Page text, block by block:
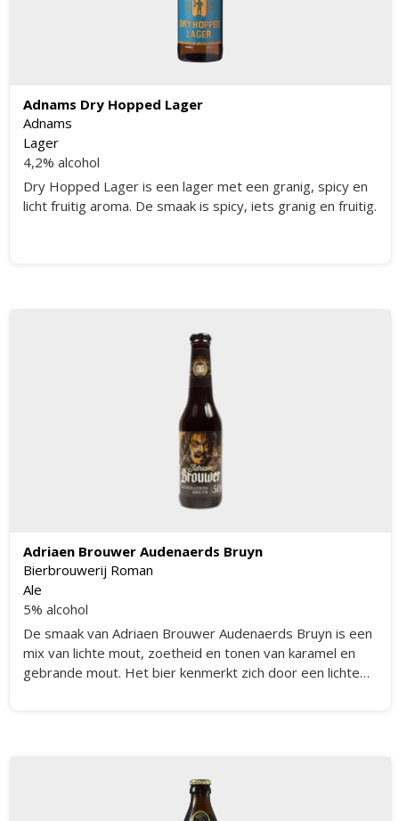
Adnams Dry Hopped Lager
Adnams
Lager
4,2% alcohol
Dry Hopped Lager is een lager met een granig, spicy en
licht fruitig aroma. De smaak is spicy, iets granig en fruitig.
Adriaen Brouwer Audenaerds Bruyn
Bierbrouwerij Roman
Ale
5% alcohol
De smaak van Adriaen Brouwer Audenaerds Bruyn is een
mix van lichte mout, zoetheid en tonen van karamel en
gebrande mout. Het bier kenmerkt zich door een lichte